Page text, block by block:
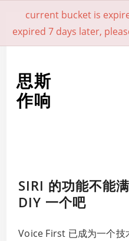
思斯
作响
SIRI 的功能不能
DIY 一个吧
Voice First 已成为一个
current bucket is
expired 7 days later,